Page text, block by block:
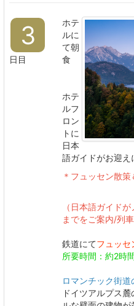
3
日目
ホテ
ルに
て朝
食
ホテ
ルフ
ロン
トに
日本
語ガイドがお迎え
＊フュッセン散
（日本語ガイド
までをご案内/列車
鉄道にてフュッセ
所要時間：約2
ロマンチック街
ドイツアルプス